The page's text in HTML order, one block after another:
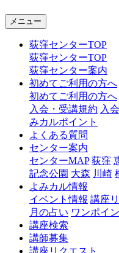
メニュー
荻窪センターTOP
荻窪センターTOP
荻窪センター案内
初めてご利用の方へ
初めてご利用の方へ
入会・受講規約 入
みカルポイント
よくある質問
センター案内
センターMAP 荻窪
記念公園 大森 川崎
よみカル情報
イベント情報 講座
月の占い ワンポイ
講座検索
講師募集
講座リクエスト